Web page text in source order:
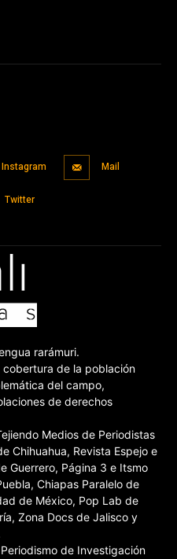
Instagram Mail
Twitter
rarámuri.
de la población
del campo,
de derechos
Medios de Periodistas
Chihuahua, Revista Espejo e
Guerrero, Página 3 e Itsmo
Chiapas Paralelo de
de México, Pop Lab de
Zona Docs de Jalisco y
de Investigación